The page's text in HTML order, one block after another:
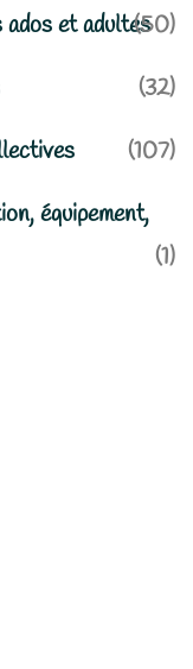
et adultes(50)
(32)
(107)
équipement,
(1)